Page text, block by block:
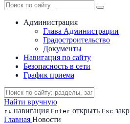
Администрация
Глава Администрации
Градостроительство
Документы
Навигация по сайту
Безопасность в сети
График приема
Найти вручную
↑ ↓ навигация Enter открыть Esc
Главная Новости